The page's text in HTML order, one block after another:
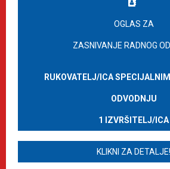
OGLAS ZA
ZASNIVANJE RADNOG
RUKOVATELJ/ICA
ODVODNJU
1 IZVRŠITELJ/ICA
KLIKNI ZA DETALJE!